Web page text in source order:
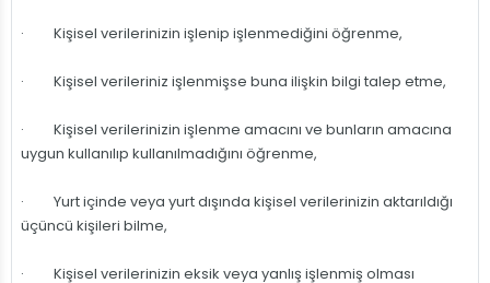
· Kişisel verilerinizin işlenip işlenmediğini öğrenme,
· Kişisel verileriniz işlenmişse buna ilişkin bilgi talep etme,
· Kişisel verilerinizin işlenme amacını ve bunların amacına
uygun kullanılıp kullanılmadığını öğrenme,
· Yurt içinde veya yurt dışında kişisel verilerinizin aktarıldığı
üçüncü kişileri bilme,
· Kişisel verilerinizin eksik veya yanlış işlenmiş olması